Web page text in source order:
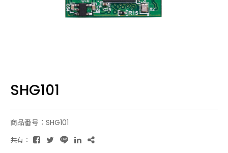
SHG101
商品番号：SHG101
共有：